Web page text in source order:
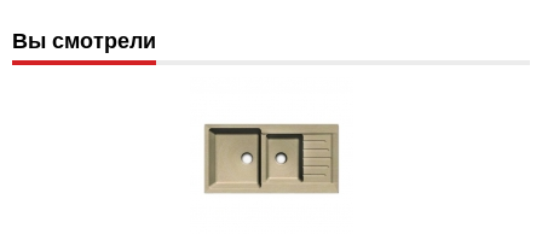
Вы смотрели